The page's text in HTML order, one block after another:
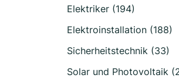
Elektriker (194)
Elektroinstallation (188)
Sicherheitstechnik (33)
Solar und Photovoltaik